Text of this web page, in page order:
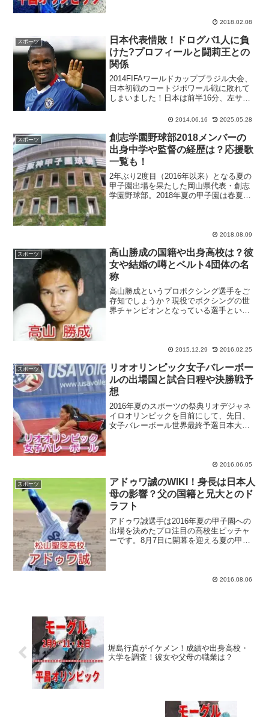
2018.02.08
スポーツ
日本代表惜敗！ドログバ1人に負
けた?プロフィールと闘莉王との
関係
2014FIFAワールドカップブラジル大会、
日本初戦のコートジボワール戦に敗れて
しまいました！日本は前半16分、左サイ
で受けた本田がやや体勢を崩すもゴール
互いに譲らず、...
2014.06.16 2025.05.28
スポーツ
創志学園野球部2018メンバーの
出身中学や監督の経歴は？応援歌
一覧も！
2年ぶり2度目（2016年以来）となる夏の
甲子園出場を果たした岡山県代表・創志
学園野球部。2018年夏の甲子園は春夏連
2018.08.09
スポーツ
高山勝成の国籍や出身高校は？彼
女や結婚の噂とベルト4団体の名
称
高山勝成というプロボクシング選手をご
存知でしょうか？現役でボクシングの世
界チャンピオンとなっている選手といえ
といったあたりの名...2015.12.29 2016.02.25
スポーツ
リオオリンピック女子バレーボー
ルの出場国と試合日程や決勝戦予
想
2016年夏のスポーツの祭典リオデジャネ
イロオリンピックを目前にして、先日、
女子バレーボール世界最終予選日本大会
2016.06.05
スポーツ
アドゥワ誠のWIKI！身長は日本人
母の影響？父の国籍と兄大とのド
ラフト
アドゥワ誠選手は2016年夏の甲子園への
出場を決めたプロ注目の高校生ピッチャ
ーです。8月7日に開幕を迎える夏の甲子
2016.08.06
堀島行真がイケメン！成績や出身高校・
大学を調査！彼女や父母の職業は？